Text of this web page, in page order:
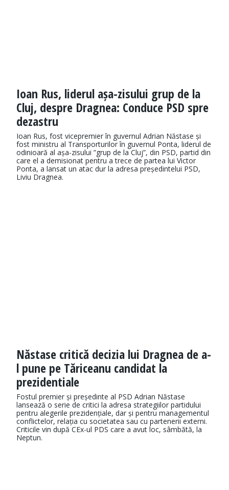
Ioan Rus, liderul așa-zisului grup de la
Cluj, despre Dragnea: Conduce PSD spre
dezastru
Ioan Rus, fost vicepremier în guvernul Adrian Năstase și
fost ministru al Transporturilor în guvernul Ponta, liderul de
odinioară al așa-zisului ”grup de la Cluj”, din PSD, partid din
care el a demisionat pentru a trece de partea lui Victor
Ponta, a lansat un atac dur la adresa președintelui PSD,
Liviu Dragnea.
Năstase critică decizia lui Dragnea de a-
l pune pe Tăriceanu candidat la
prezidentiale
Fostul premier și președinte al PSD Adrian Năstase
lansează o serie de critici la adresa strategiilor partidului
pentru alegerile prezidențiale, dar și pentru managementul
conflictelor, relația cu societatea sau cu partenerii externi.
Criticile vin după CEx-ul PDS care a avut loc, sâmbătă, la
Neptun.